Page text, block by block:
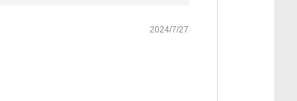
2024/7/27